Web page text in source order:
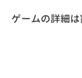
ゲームの詳細